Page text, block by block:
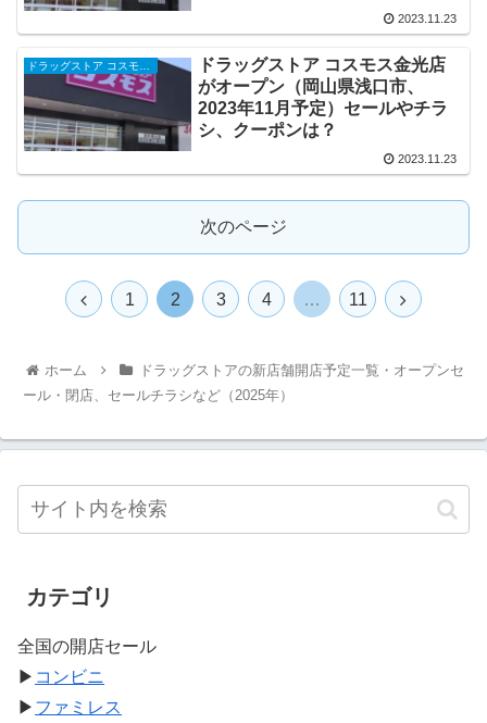
2023.11.23
ドラッグストア コスモス金光店
がオープン（岡山県浅口市、
2023年11月予定）セールやチラ
シ、クーポンは？
2023.11.23
次のページ
1 2 3 4 … 11
ホーム
ドラッグストアの新店舗開店予定一覧・オープンセ
ール・閉店、セールチラシなど（2025年）
カテゴリ
全国の開店セール
▶ コンビニ
▶ ファミレス